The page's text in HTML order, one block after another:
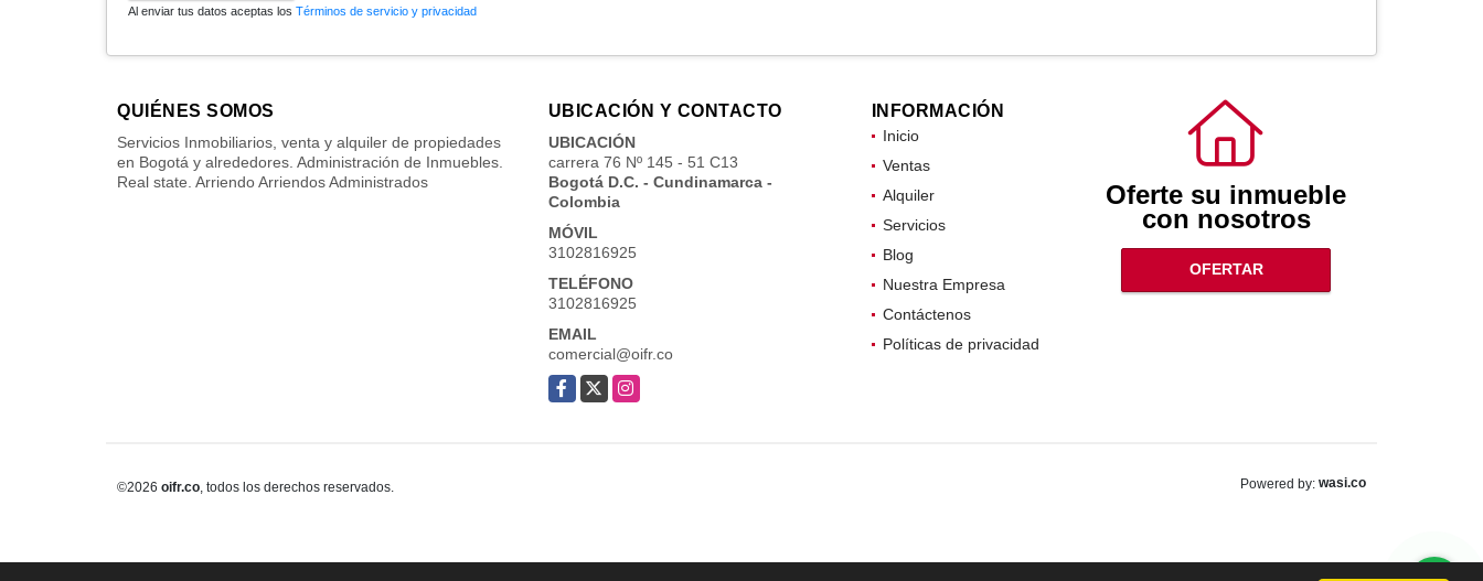
Al enviar tus datos aceptas los Términos de servicio y privacidad
QUIÉNES SOMOS
Servicios Inmobiliarios, venta y alquiler de propiedades
en Bogotá y alrededores. Administración de Inmuebles.
Real state. Arriendo Arriendos Administrados
UBICACIÓN Y CONTACTO
UBICACIÓN
carrera 76 Nº 145 - 51 C13
Bogotá D.C. - Cundinamarca -
Colombia
MÓVIL
3102816925
TELÉFONO
3102816925
EMAIL
comercial@oifr.co
Facebook
X Instagram
INFORMACIÓN
Inicio
Ventas
Alquiler
Servicios
Blog
Nuestra Empresa
Contáctenos
Políticas de privacidad
Oferte su inmueble
con nosotros
OFERTAR
©2026 oifr.co, todos los derechos reservados. Powered by: wasi.co